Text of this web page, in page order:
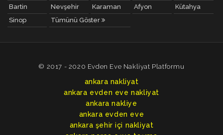
Bartin
Nevşehir Karaman Afyon
Kütahya
Sinop
Tümünü Göster
© 2017 - 2020 Evden Eve Nakliyat Platformu
ankara nakliyat
ankara evden eve nakliyat
ankara nakliye
ankara evden eve
ankara şehir içi nakliyat